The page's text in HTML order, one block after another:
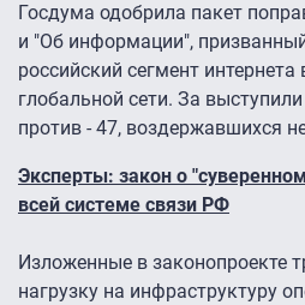
Госдума одобрила пакет
и "Об информации",
российский сегмент
глобальной сети. За
против - 47, воздержавшихся
Эксперты: закон о
всей системе связи РФ
Изложенные в законопроекте
нагрузку на инфраструктуру